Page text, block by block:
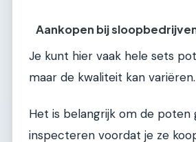
Aankopen bij
Je kunt hier vaak hele sets
maar de kwaliteit kan variëren.
Het is belangrijk om de poten
inspecteren voordat je ze